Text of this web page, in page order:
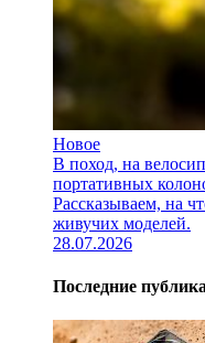
Новое
В поход, на
портативных
Рассказываем, на
живучих моделей.
28.07.2026
Последние